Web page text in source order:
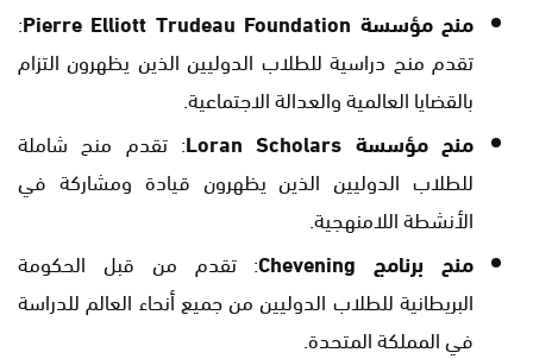
منح مؤسسة Pierre Elliott Trudeau Foundation
:
تقدم منح دراسية للطلاب الدوليين الذين يظهرون التزام
بالقضايا العالمية والعدالة الاجتماعية.
منح مؤسسة Loran Scholars
: تقدم منح شاملة
للطلاب الدوليين الذين يظهرون قيادة ومشاركة في
الأنشطة اللامنهجية.
منح برنامج Chevening
: تقدم من قبل الحكومة
البريطانية للطلاب الدوليين من جميع أنحاء العالم للدراسة
في المملكة المتحدة.